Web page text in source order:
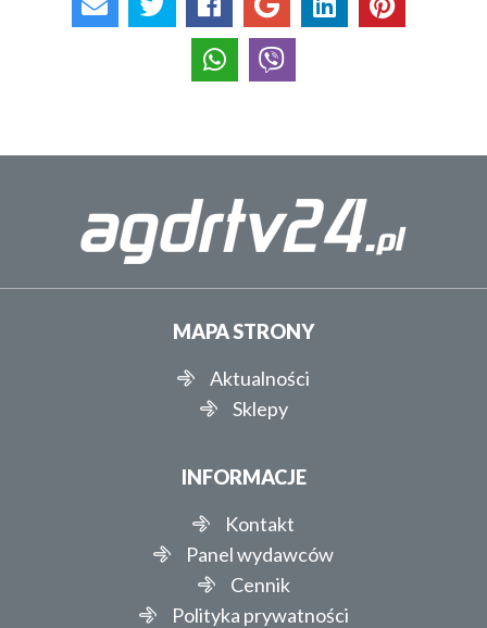
MAPA STRONY
Aktualności
Sklepy
INFORMACJE
Kontakt
Panel wydawców
Cennik
Polityka prywatności